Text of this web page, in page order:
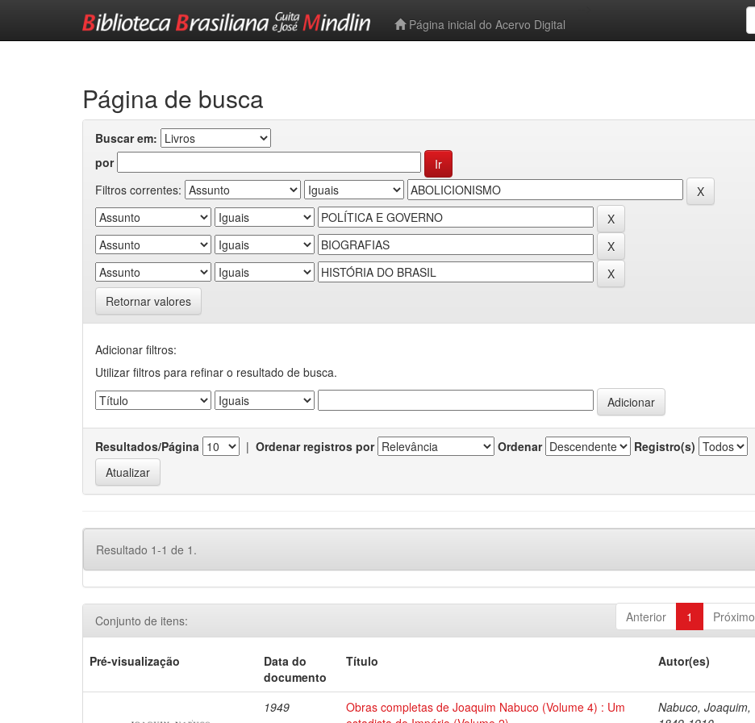
Página inicial do Acervo Digital
Página de busca
Buscar em:
por
Filtros correntes:
Retornar valores
Adicionar filtros:
Utilizar filtros para refinar o resultado de busca.
Resultados/Página | Ordenar registros por Ordenar Registro(s)
Resultado 1-1 de 1.
Anterior 1 Próximo
Conjunto de itens:
Pré-visualização
Data do
documento
Título Autor(es)
1949
Obras completas de Joaquim Nabuco (Volume 4) : Um
Nabuco, Joaquim,